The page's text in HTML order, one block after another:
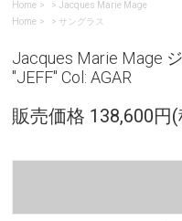
Home > Jacques Marie Mage
Home
> サングラス
Jacques Marie Mage
"JEFF" Col: AGAR
販売価格 138,600円